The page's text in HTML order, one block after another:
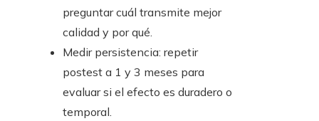
preguntar cuál transmite mejor
calidad y por qué.
Medir persistencia: repetir
postest a 1 y 3 meses para
evaluar si el efecto es duradero o
temporal.